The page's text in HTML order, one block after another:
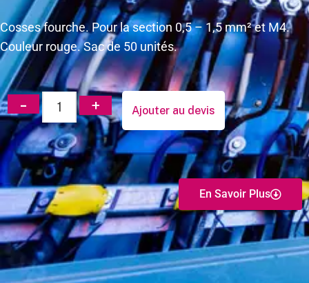
Cosses fourche. Pour la section 0,5 – 1,5 mm² et M4.
Couleur rouge. Sac de 50 unités.
Ajouter au devis
En Savoir Plus